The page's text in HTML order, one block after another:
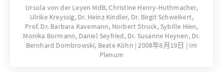
Unklar sind allerdings die Konsequenzen, die
ausdieser Wahrnehmung gezogen werden.
Wie beurteilen beteiligte Institutionen die
mögliche Gefährdung des Kindeswohls bei
häuslicher Gewalt, welchen Handlungsauftrag
Ursula von der Leyen MdB, Christine Henry-Huthmacher,
Ulrike Kreyssig, Dr. Heinz Kindler, Dr. Birgit Schweikert,
Prof. Dr. Barbara Kavemann, Norbert Struck, Sybille Hien,
Monika Bormann, Daniel Seyfried, Dr. Susanne Heynen, Dr.
Bernhard Dombrowski, Beate Köhn 2008年6月19日
Im
Plenum